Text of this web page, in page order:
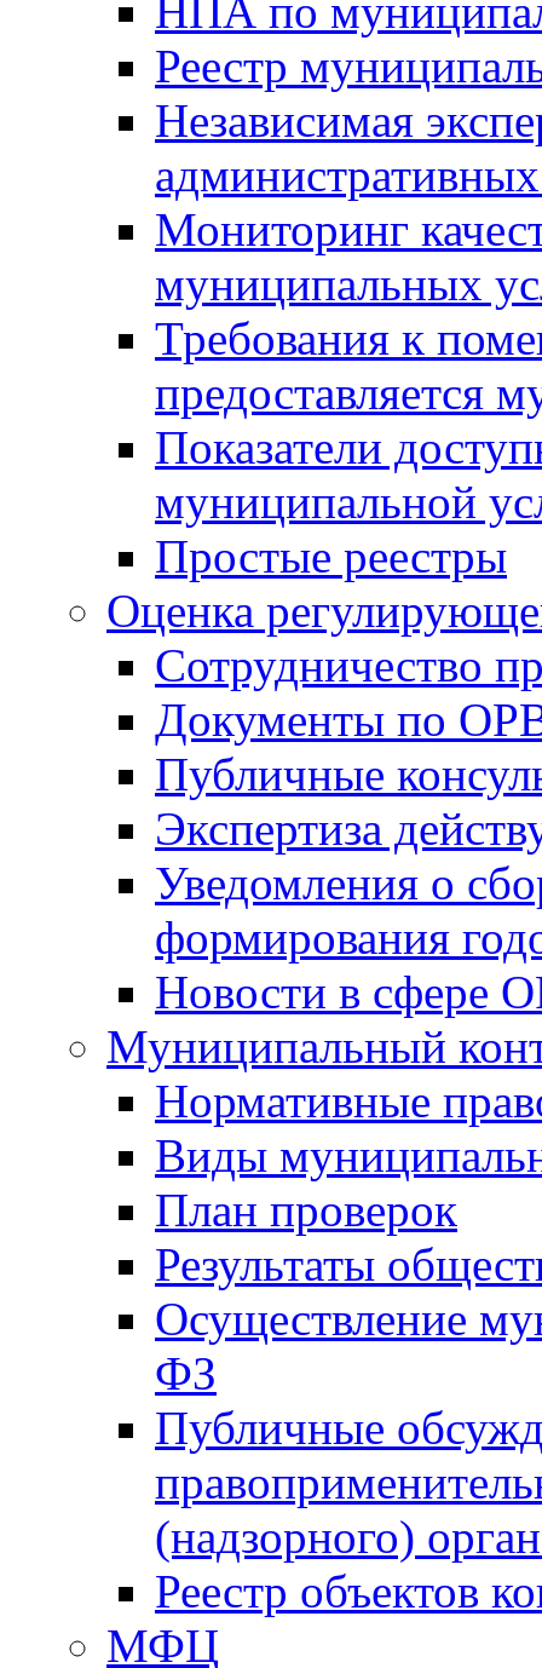
НПА по
Реестр
Независимая
Мониторинг
муниципальных
Требования к
предоставляется
Показатели
муниципальной
Простые реестры
Оценка
Сотрудничество
Документы по
Публичные
Экспертиза
Уведомления о
формирования
Новости в сфере
Муниципальный
Нормативные
Виды
План проверок
Результаты
Осуществление
ФЗ
Публичные
(надзорного)
Реестр объектов
МФЦ